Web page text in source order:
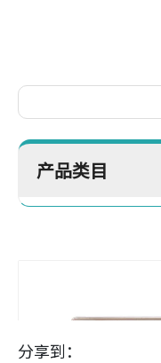
产品类目
分享到：